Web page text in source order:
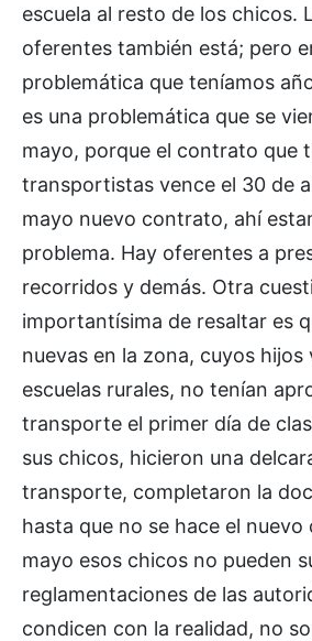
escuela al resto de los chicos.
oferentes también está; pero
problemática que teníamos
es una problemática que se
mayo, porque el contrato que
transportistas vence el 30 de
mayo nuevo contrato, ahí
problema. Hay oferentes a
recorridos y demás. Otra
importantísima de resaltar es
nuevas en la zona, cuyos
escuelas rurales, no tenían
transporte el primer día de
sus chicos, hicieron una
transporte, completaron la
hasta que no se hace el nuevo
mayo esos chicos no pueden
reglamentaciones de las
condicen con la realidad, no